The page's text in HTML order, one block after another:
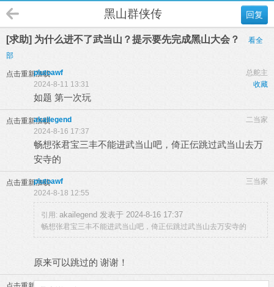
回复
黑山群侠传
[求助] 为什么进不了武当山？提示要先完成黑山大会？
看全
部
点击重新加载 总舵主
plutoawf
收藏
2024-8-11 13:31
如题 第一次玩
点击重新加载 二当家
akailegend
2024-8-16 17:37
畅想张君宝三丰不能进武当山吧，倚正伝跳过武当山去万
安寺的
点击重新加载 三当家
plutoawf
2024-8-18 12:55
引用: akailegend 发表于 2024-8-16 17:37
畅想张君宝三丰不能进武当山吧，倚正伝跳过武当山去万安寺的
原来可以跳过的 谢谢！